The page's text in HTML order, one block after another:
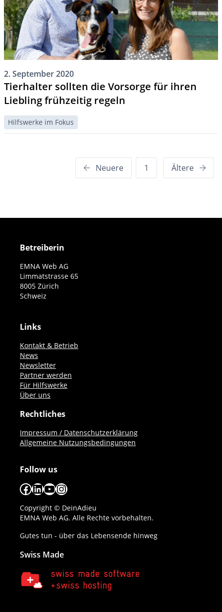
2. September 2020
Tierhalter sollten die Vorsorge für ihren
Liebling frühzeitig regeln
Hilfswerke im Fokus
Seitennummerierung
Neuere 1 Ältere
Betreiberin
EMNA Web AG
Limmatstrasse 65
8005 Zürich
Schweiz
Links
Kontakt & Betrieb
News
Newsletter
Partner werden
Für Hilfswerke
Über uns
Rechtliches
Impressum / Datenschutzerklärung
Allgemeine Nutzungsbedingungen
Follow us
Facebook
LinkedIn
YouTube
Instagram
Copyright © DeinAdieu
EMNA Web AG. Alle Rechte vorbehalten.
Gutes tun - über das Lebensende hinweg
Swiss Made